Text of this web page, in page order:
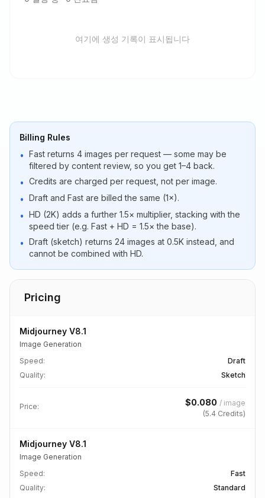
여기에 생성 기록이 표시됩니다
Billing Rules
• Fast returns 4 images per request — some may be
filtered by content review, so you get 1–4 back.
• Credits are charged per request, not per image.
• Draft and Fast are billed the same (1×).
• HD (2K) adds a further 1.5× multiplier, stacking with the
speed tier (e.g. Fast + HD = 1.5× the base).
• Draft (sketch) returns 24 images at 0.5K instead, and
cannot be combined with HD.
Pricing
Midjourney V8.1
Image Generation
Speed:
Draft
Quality: Sketch
Price: $0.080 / image
(5.4 Credits)
Midjourney V8.1
Image Generation
Speed:
Fast
Quality: Standard